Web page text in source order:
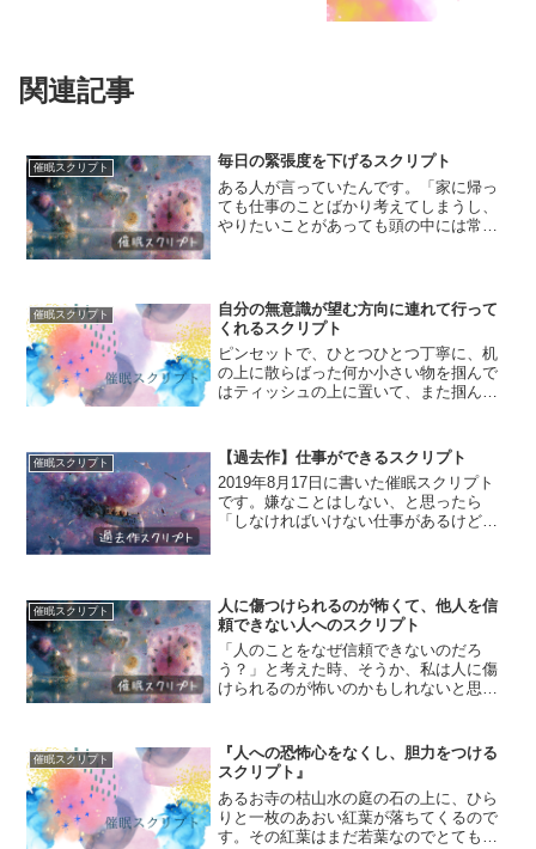
関連記事
催眠スクリプト
毎日の緊張度を下げるスクリプト
ある人が言っていたんです。「家に帰っ
ても仕事のことばかり考えてしまうし、
やりたいことがあっても頭の中には常に
ず、常に次の出勤日のリハ...
催眠スクリプト
自分の無意識が望む方向に連れて行って
くれるスクリプト
ピンセットで、ひとつひとつ丁寧に、机
の上に散らばった何か小さい物を掴んで
はティッシュの上に置いて、また掴んで
の種にも見えるし、そうではないかもし
れないけれど、確かなのは...
催眠スクリプト
【過去作】仕事ができるスクリプト
2019年8月17日に書いた催眠スクリプト
です。嫌なことはしない、と思ったら
「しなければいけない仕事があるけど、
れに囚われてしまって...
催眠スクリプト
人に傷つけられるのが怖くて、他人を信
頼できない人へのスクリプト
「人のことをなぜ信頼できないのだろ
う？」と考えた時、そうか、私は人に傷
けられるのが怖いのかもしれないと思っ
本当は自分は何も悪いことをしていない
と知っているのに、なんだか怖...
催眠スクリプト
『人への恐怖心をなくし、胆力をつける
スクリプト』
あるお寺の枯山水の庭の石の上に、ひら
りと一枚のあおい紅葉が落ちてくるので
す。その紅葉はまだ若葉なのでとても小